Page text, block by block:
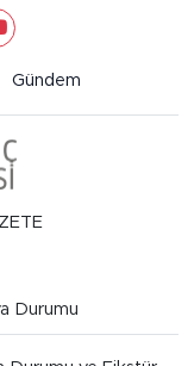
Gündem
Durumu